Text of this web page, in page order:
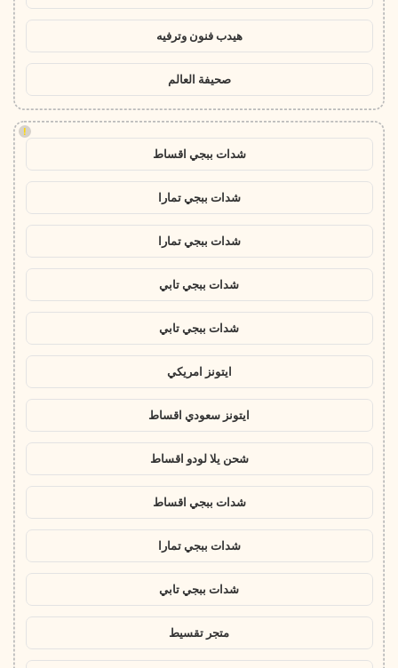
هيدب فنون وترفيه
صحيفة العالم
!
شدات ببجي اقساط
شدات ببجي تمارا
شدات ببجي تمارا
شدات ببجي تابي
شدات ببجي تابي
ايتونز امريكي
ايتونز سعودي اقساط
شحن يلا لودو اقساط
شدات ببجي اقساط
شدات ببجي تمارا
شدات ببجي تابي
متجر تقسيط